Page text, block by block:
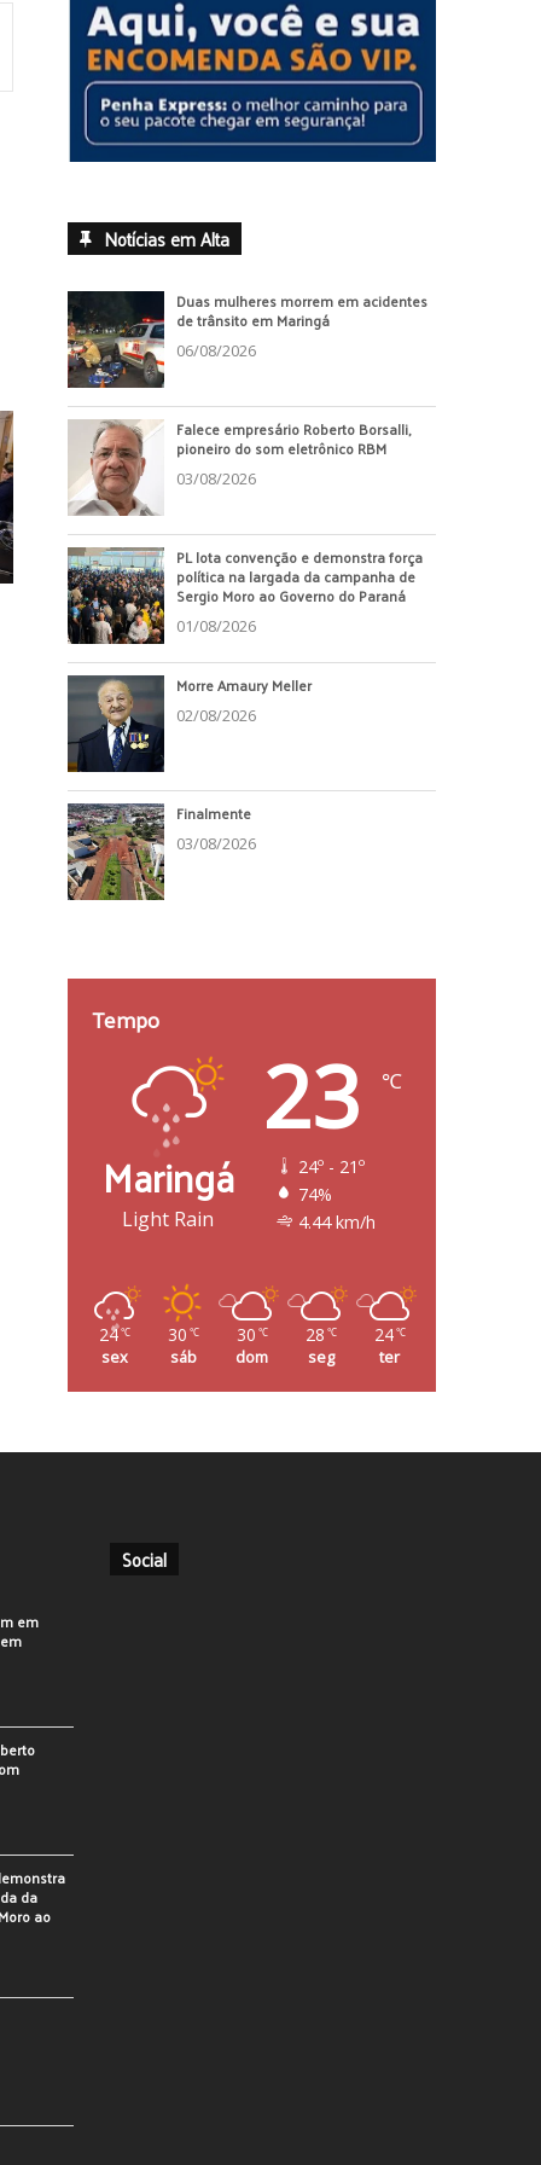
Notícias em Alta
Duas mulheres morrem em acidentes
de trânsito em Maringá
06/08/2026
Falece empresário Roberto Borsalli,
pioneiro do som eletrônico RBM
03/08/2026
PL lota convenção e demonstra força
política na largada da campanha de
Sergio Moro ao Governo do Paraná
01/08/2026
Morre Amaury Meller
02/08/2026
Finalmente
03/08/2026
Tempo
Maringá
Light Rain
23 ℃
24º - 21º
74%
4.44 km/h
24 ℃
sex
30 ℃
sáb
30 ℃
dom
28 ℃
seg
24 ℃
ter
em
da
ao
Social